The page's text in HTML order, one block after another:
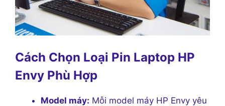
Cách Chọn Loại Pin Laptop HP
Envy Phù Hợp
Model máy: Mỗi model máy HP Envy yêu